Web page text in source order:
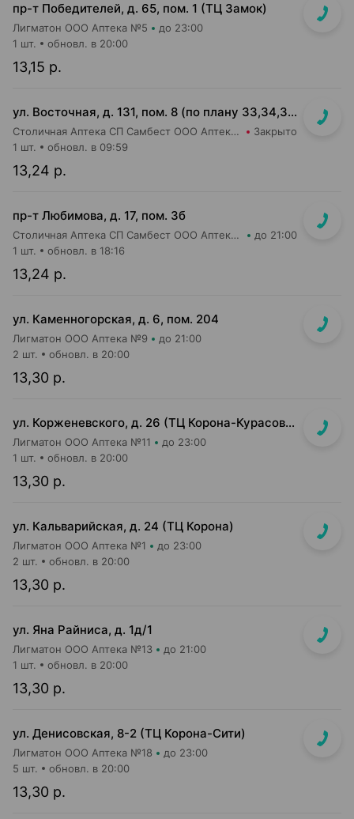
пр-т Победителей, д. 65, пом. 1 (ТЦ Замок)
Лигматон ООО Аптека №5 до 23:00
13,15 р.
1 шт. обновл. в 20:00
ул. Восточная, д. 131, пом. 8 (по плану 33,34,35)
Столичная Аптека СП Самбест ООО Аптека №4 Закрыто
13,24 р.
1 шт. обновл. в 09:59
пр-т Любимова, д. 17, пом. 3б
Столичная Аптека СП Самбест ООО Аптека №6 до 21:00
13,24 р.
1 шт. обновл. в 18:16
ул. Каменногорская, д. 6, пом. 204
Лигматон ООО Аптека №9 до 21:00
13,30 р.
2 шт. обновл. в 20:00
ул. Корженевского, д. 26 (ТЦ Корона-Курасовщина)
Лигматон ООО Аптека №11 до 23:00
13,30 р.
1 шт. обновл. в 20:00
ул. Кальварийская, д. 24 (ТЦ Корона)
Лигматон ООО Аптека №1 до 23:00
13,30 р.
2 шт. обновл. в 20:00
ул. Яна Райниса, д. 1д/1
Лигматон ООО Аптека №13 до 21:00
13,30 р.
1 шт. обновл. в 20:00
ул. Денисовская, 8-2 (ТЦ Корона-Сити)
Лигматон ООО Аптека №18 до 23:00
13,30 р.
5 шт. обновл. в 20:00